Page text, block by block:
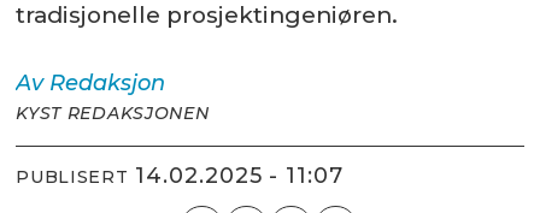
tradisjonelle prosjektingeniøren.
Av Redaksjon
KYST REDAKSJONEN
PUBLISERT 14.02.2025 - 11:07